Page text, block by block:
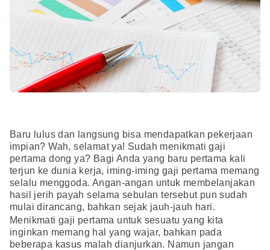
Baru lulus dan langsung bisa mendapatkan pekerjaan
impian? Wah, selamat ya! Sudah menikmati gaji
pertama dong ya? Bagi Anda yang baru pertama kali
terjun ke dunia kerja, iming-iming gaji pertama memang
selalu menggoda. Angan-angan untuk membelanjakan
hasil jerih payah selama sebulan tersebut pun sudah
mulai dirancang, bahkan sejak jauh-jauh hari.
Menikmati gaji pertama untuk sesuatu yang kita
inginkan memang hal yang wajar, bahkan pada
beberapa kasus malah dianjurkan. Namun jangan